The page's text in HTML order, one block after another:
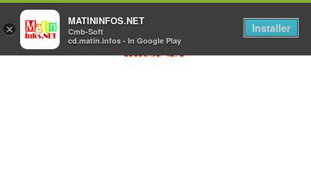
×
MATININFOS.NET
Cmb-Soft
cd.matin.infos - In Google Play
Installer